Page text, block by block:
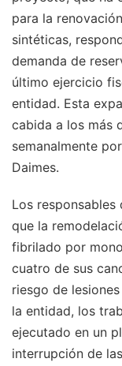
para la
sintéticas,
demanda de
último ejercicio
entidad. Esta
cabida a los más
semanalmente
Daimes.
Los
que la
fibrilado por
cuatro de sus
riesgo de
la entidad, los
ejecutado en un
interrupción de